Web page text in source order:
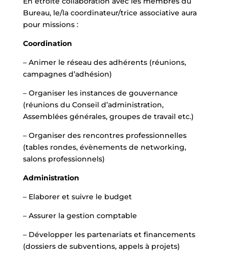
Bureau, le/la coordinateur/trice associative aura
pour missions :
Coordination
– Animer le réseau des adhérents (réunions,
campagnes d’adhésion)
– Organiser les instances de gouvernance
(réunions du Conseil d’administration,
Assemblées générales, groupes de travail etc.)
– Organiser des rencontres professionnelles
(tables rondes, évènements de networking,
salons professionnels)
Administration
– Elaborer et suivre le budget
– Assurer la gestion comptable
– Développer les partenariats et financements
(dossiers de subventions, appels à projets)